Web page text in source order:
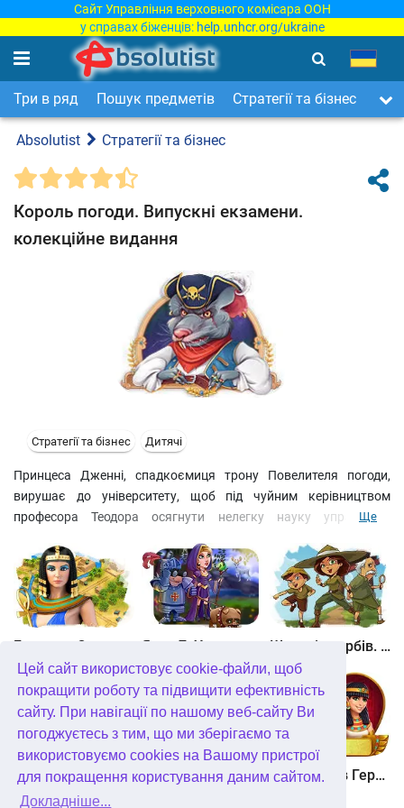
Цей сайт використовує cookie-файли, щоб
покращити роботу та підвищити ефективність
сайту. При навігації по нашому веб-сайту Ви
погоджуєтесь з тим, що ми зберігаємо та
використовуємо cookies на Вашому пристрої
для покращення користування даним сайтом.
Докладніше...
Сайт Управління верховного комісара ООН
у справах біженців: help.unhcr.org/ukraine
Три в ряд Пошук предметів Стратегії та бізнес
Absolutist Стратегії та бізнес
Король погоди. Випускні екзамени.
колекційне видання
Стратегії та бізнес Дитячі
Принцеса Дженні, спадкоємиця трону Повелителя погоди,
вирушає до університету, щоб під чуйним керівництвом
професора Теодора осягнути нелегку науку управління
драконяче яйце, і тепер тільки від неї залежить доля всього
королівства! Разом із наставником та помічниками юна
принцеса кидається в погоню! Допоможіть їй навчитися
керувати погодою, людьми та привидами, щоб повернути
артефакт на місце, перш ніж розлючена дракониця обрушить
свій гнів на жителів королівства в цій чудовій грі – стратегії!
Ще
Шукачі скарбів. Камінь душі
Шукачі скарбів. Сніжна королева. колекційне видання Алісія Квотермейн 3. Таємниця палаючого золота. колекційне видання 12 подвигів Геракла. Як я зустрів Мегару. колекційне видання